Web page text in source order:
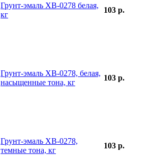
Грунт-эмаль ХВ-0278 белая,
кг
103 р.
Грунт-эмаль ХВ-0278, белая,
насыщенные тона, кг
103 р.
Грунт-эмаль ХВ-0278,
темные тона, кг
103 р.